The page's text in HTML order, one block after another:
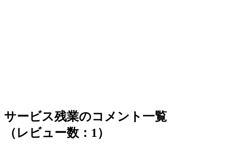
サービス残業のコメント一覧
（レビュー数：1）